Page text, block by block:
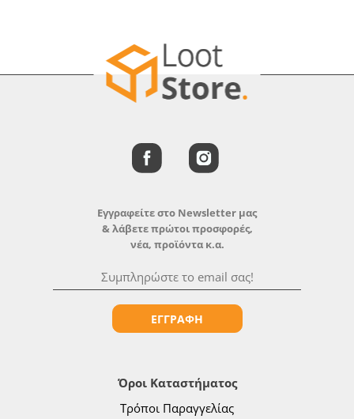
Όροι Καταστήματος
Τρόποι Παραγγελίας
Εγγραφείτε στο Newsletter μας
& λάβετε πρώτοι προσφορές,
νέα, προϊόντα κ.α.
ΕΓΓΡΑΦΗ